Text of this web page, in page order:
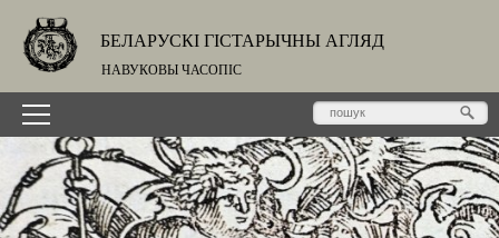
БЕЛАРУСКІ ГІСТАРЫЧНЫ АГЛЯД
НАВУКОВЫ ЧАСОПІС